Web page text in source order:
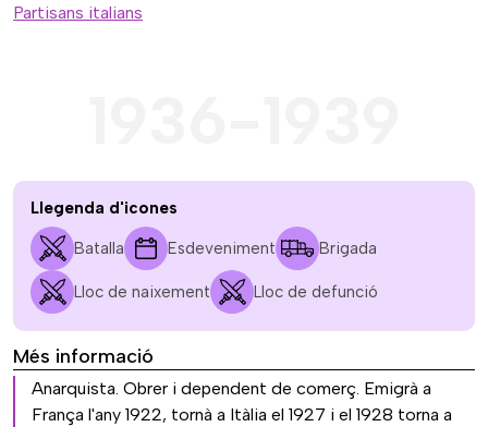
Partisans italians
Llegenda d'icones
Batalla Esdeveniment Brigada
Lloc de naixement Lloc de defunció
Més informació
Anarquista. Obrer i dependent de comerç. Emigrà a
França l'any 1922, tornà a Itàlia el 1927 i el 1928 torna a